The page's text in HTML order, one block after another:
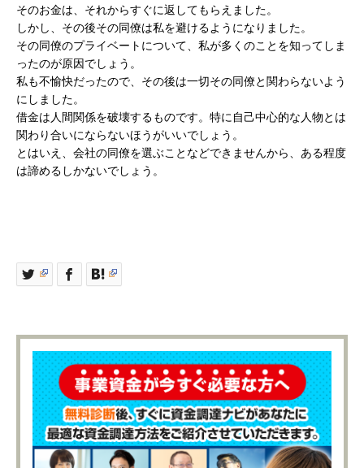
そのお金は、それからすぐに返してもらえました。
しかし、その後その同僚は私を避けるようになりました。
その同僚のプライベートについて、私が多くのことを知ってしま
ったのが原因でしょう。
私も不愉快だったので、その後は一切その同僚と関わらないよう
にしました。
借金は人間関係を破壊するものです。特に自己中心的な人物とは
関わり合いにならないほうがいいでしょう。
とはいえ、会社の同僚を選ぶことなどできませんから、ある程度
は諦めるしかないでしょう。